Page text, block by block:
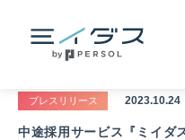
プレスリリース 2023.10.24
中途採用サービス『ミイダ